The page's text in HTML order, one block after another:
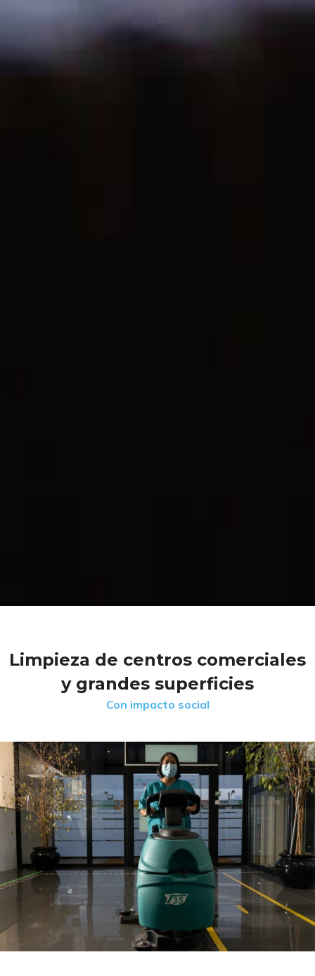
Limpieza de centros comerciales
y grandes superficies
Con impacto social